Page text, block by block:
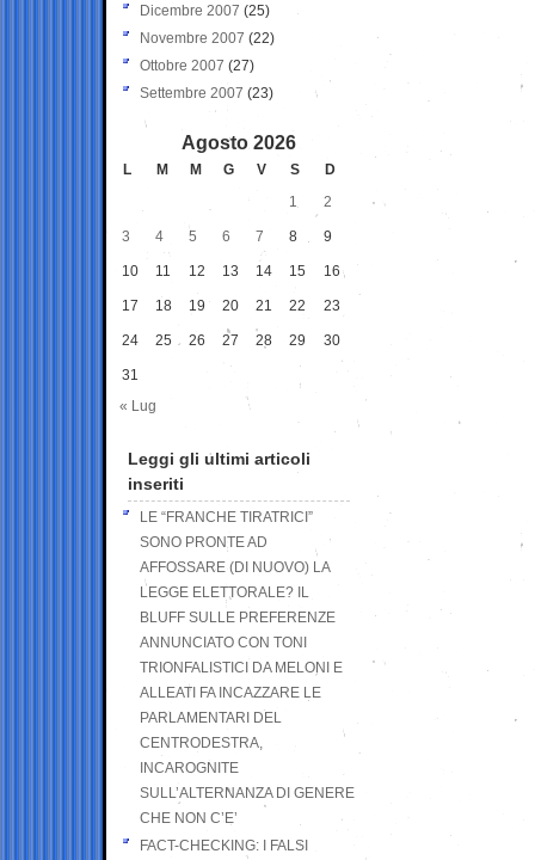
Dicembre 2007 (25)
Novembre 2007 (22)
Ottobre 2007 (27)
Settembre 2007 (23)
Agosto 2026
L M M G V S
D
1
2
3 4 5 6 7 8 9
10 11 12 13 14 15 16
17 18 19 20 21 22 23
24 25 26 27 28 29 30
31
« Lug
Leggi gli ultimi articoli
inseriti
LE “FRANCHE TIRATRICI”
SONO PRONTE AD
AFFOSSARE (DI NUOVO) LA
LEGGE ELETTORALE? IL
BLUFF SULLE PREFERENZE
ANNUNCIATO CON TONI
TRIONFALISTICI DA MELONI E
ALLEATI FA INCAZZARE LE
PARLAMENTARI DEL
CENTRODESTRA,
INCAROGNITE
SULL’ALTERNANZA DI GENERE
CHE NON C’E’
FACT-CHECKING: I FALSI